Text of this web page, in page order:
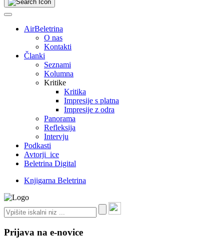
AirBeletrina
O nas
Kontakti
Članki
Seznami
Kolumna
Kritike
Kritika
Impresije s platna
Impresije z odra
Panorama
Refleksija
Intervju
Podkasti
Avtorji_ice
Beletrina Digital
Knjigarna Beletrina
Prijava na e-novice